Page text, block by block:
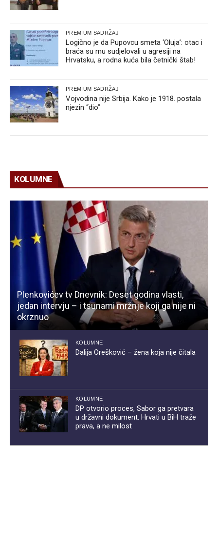
PREMIUM SADRŽAJ
Logično je da Pupovcu smeta ‘Oluja’: otac i
braća su mu sudjelovali u agresiji na
Hrvatsku, a rodna kuća bila četnički štab!
PREMIUM SADRŽAJ
Vojvodina nije Srbija. Kako je 1918. postala
njezin “dio”
KOLUMNE
Plenkovićev tv Dnevnik: Deset godina vlasti,
jedan intervju – i tsunami mržnje koji ga nije ni
okrznuo
KOLUMNE
Dalija Orešković – žena koja nije čitala
KOLUMNE
DP otvorio proces, Sabor ga pretvara
u državni dokument: Hrvati u BiH traže
prava, a ne milost